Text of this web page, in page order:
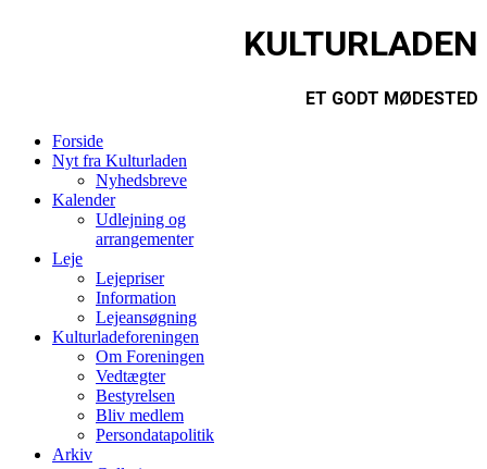
KULTURLADEN
ET GODT MØDESTED
Forside
Nyt fra Kulturladen
Nyhedsbreve
Kalender
Udlejning og
arrangementer
Leje
Lejepriser
Information
Lejeansøgning
Kulturladeforeningen
Om Foreningen
Vedtægter
Bestyrelsen
Bliv medlem
Persondatapolitik
Arkiv